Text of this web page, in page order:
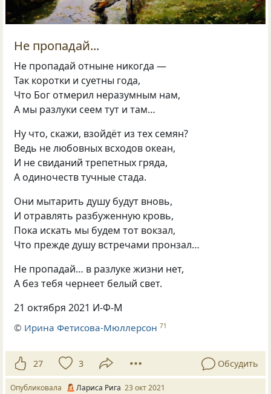
Не пропадай...
Не пропадай отныне никогда —
Так коротки и суетны года,
Что Бог отмерил неразумным нам,
А мы разлуки сеем тут и там…
Ну что, скажи, взойдёт из тех семян?
Ведь не любовных всходов океан,
И не свиданий трепетных гряда,
А одиночеств тучные стада.
Они мытарить душу будут вновь,
И отравлять разбуженную кровь,
Пока искать мы будем тот вокзал,
Что прежде душу встречами пронзал…
Не пропадай… в разлуке жизни нет,
А без тебя чернеет белый свет.
21 октября 2021 И-Ф-М
© Ирина Фетисова-Мюллерсон 71
27 3 Обсудить
Опубликовала Лариса Рига 23 окт 2021